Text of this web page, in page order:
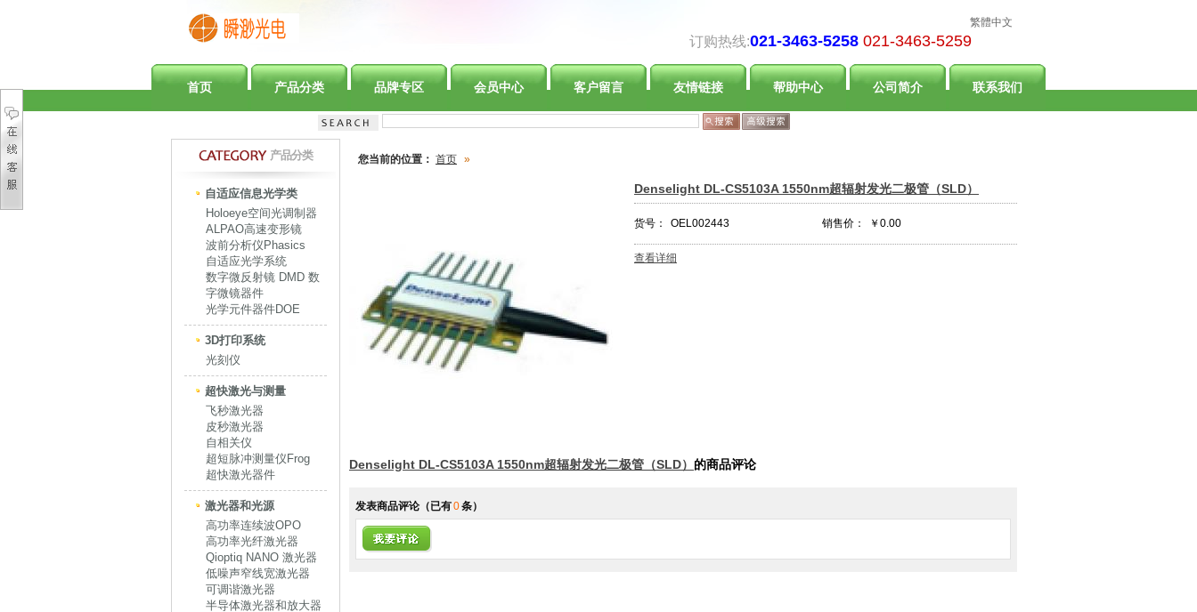
繁體中文
订购热线:021-3463-5258 021-3463-5259
首页 产品分类 品牌专区 会员中心 客户留言 友情链接 帮助中心 公司简介 联系我们
产品分类
自适应信息光学类
Holoeye空间光调制器
ALPAO高速变形镜
波前分析仪Phasics
自适应光学系统
数字微反射镜 DMD 数
字微镜器件
光学元件器件DOE
3D打印系统
光刻仪
超快激光与测量
飞秒激光器
皮秒激光器
自相关仪
超短脉冲测量仪Frog
超快激光器件
激光器和光源
高功率连续波OPO
高功率光纤激光器
Qioptiq NANO 激光器
低噪声窄线宽激光器
可调谐激光器
半导体激光器和放大器
您当前的位置： 首页 »
Denselight DL-CS5103A 1550nm超辐射发光二极管（SLD）
货号： OEL002443 销售价： ￥0.00
查看详细
Denselight DL-CS5103A 1550nm超辐射发光二极管（SLD） 的商品评论
发表商品评论 （已有0条）